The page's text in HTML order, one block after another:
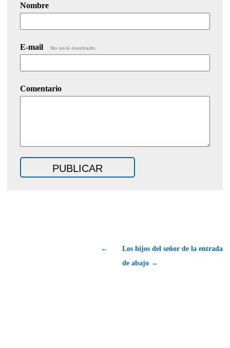
Nombre
E-mail No será mostrado.
Comentario
←
Los hijos del señor de la entrada
de abajo →